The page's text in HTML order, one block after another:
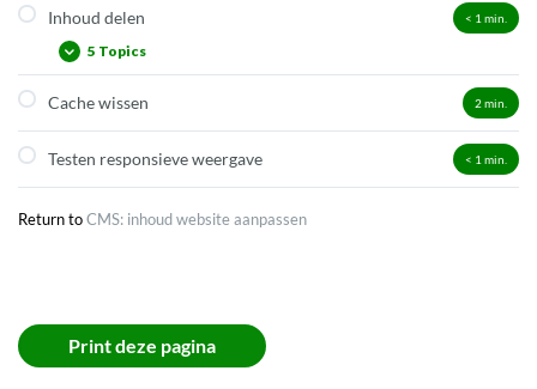
Mediatheek CMS
Afbeeldingen en pdf’s uit mediatheek CMS gebruiken
Tips mogelijke bronnen voor afbeeldingen
Inhoud delen < 1 min.
5 Topics
Content.bibliotheek.be
Suggereren widgets
Cache wissen 2 min.
Testen responsieve weergave < 1 min.
Return toCMS: inhoud website aanpassen
Print deze pagina